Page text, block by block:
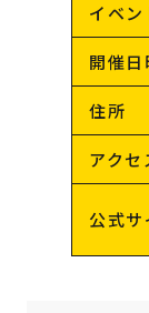
イベン
開催日
住所
アクセ
公式サ